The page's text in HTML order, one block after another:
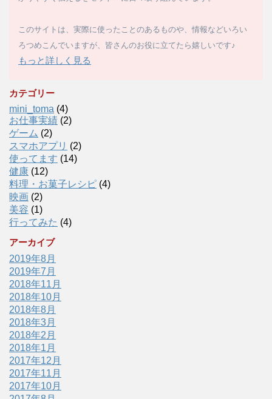
このサイトは、実際に使ったことのあるものや、情報などいろい
ろつめこんでいますが、皆さんのお役に立てたら嬉しいです♪
もっと詳しく見る
カテゴリー
mini_toma (4)
お仕事実績 (2)
ゲーム (2)
スマホアプリ (2)
使ってます (14)
健康 (12)
料理・お菓子レシピ (4)
映画 (2)
美容 (1)
行ってみた (4)
アーカイブ
2019年8月
2019年7月
2018年11月
2018年10月
2018年8月
2018年3月
2018年2月
2018年1月
2017年12月
2017年11月
2017年10月